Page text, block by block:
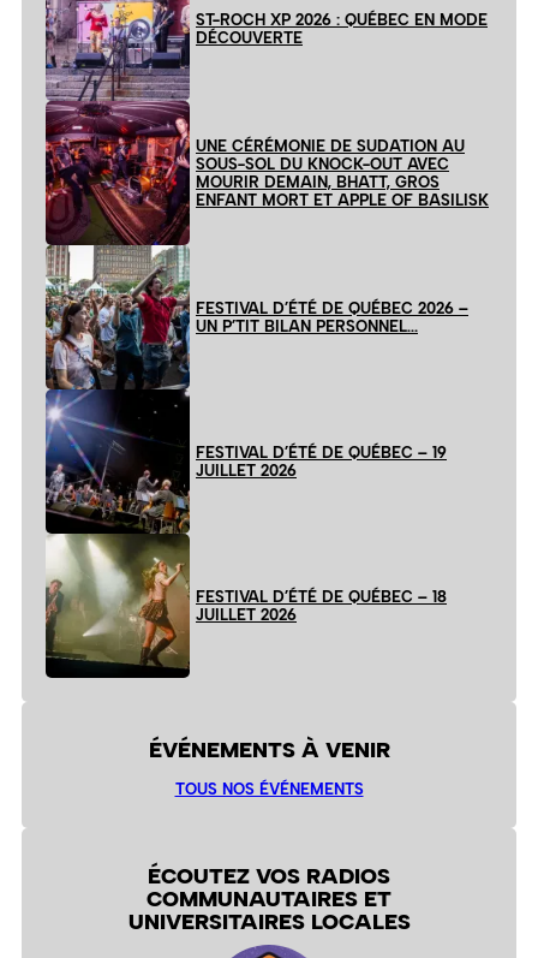
ST-ROCH XP 2026 : QUÉBEC EN MODE
DÉCOUVERTE
UNE CÉRÉMONIE DE SUDATION AU
SOUS-SOL DU KNOCK-OUT AVEC
MOURIR DEMAIN, BHATT, GROS
ENFANT MORT ET APPLE OF BASILISK
FESTIVAL D’ÉTÉ DE QUÉBEC 2026 –
UN P’TIT BILAN PERSONNEL…
FESTIVAL D’ÉTÉ DE QUÉBEC – 19
JUILLET 2026
FESTIVAL D’ÉTÉ DE QUÉBEC – 18
JUILLET 2026
ÉVÉNEMENTS À VENIR
TOUS NOS ÉVÉNEMENTS
ÉCOUTEZ VOS RADIOS
COMMUNAUTAIRES ET
UNIVERSITAIRES LOCALES